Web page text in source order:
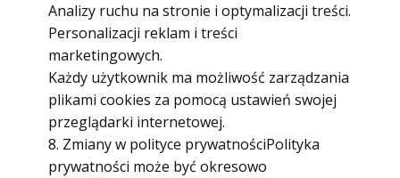
Analizy ruchu na stronie i optymalizacji treści.
Personalizacji reklam i treści
marketingowych.
Każdy użytkownik ma możliwość zarządzania
plikami cookies za pomocą ustawień swojej
przeglądarki internetowej.
8. Zmiany w polityce prywatnościPolityka
prywatności może być okresowo